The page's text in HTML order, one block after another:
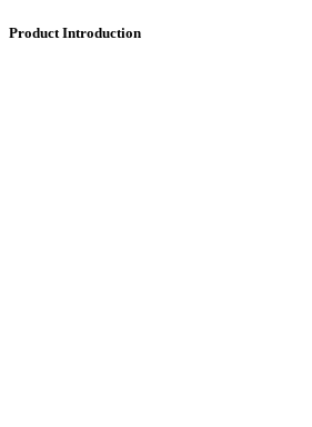
Product Introduction